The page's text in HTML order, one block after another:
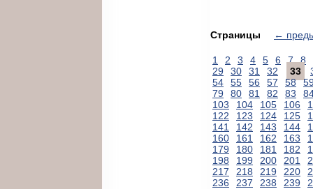
Страницы ←
1 2 3 4 5 6 7
8
29
30 31 32 33
54
55 56 57 58
79
80 81 82 83
103
104 105 106
122
123 124 125
141
142 143 144
160
161 162 163
179
180 181 182
198
199 200 201
217
218 219 220
236
237 238 239